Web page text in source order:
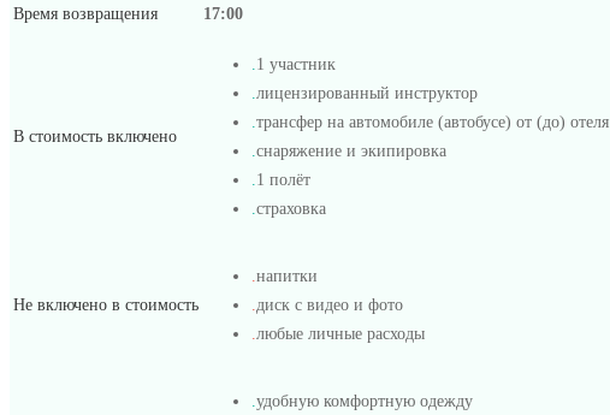
Время возвращения
17:00
В стоимость включено
.1 участник
.лицензированный инструктор
.трансфер на автомобиле (автобусе) от (до) отеля
.снаряжение и экипировка
.1 полёт
.страховка
Не включено в стоимость
.напитки
.диск с видео и фото
.любые личные расходы
.удобную комфортную одежду